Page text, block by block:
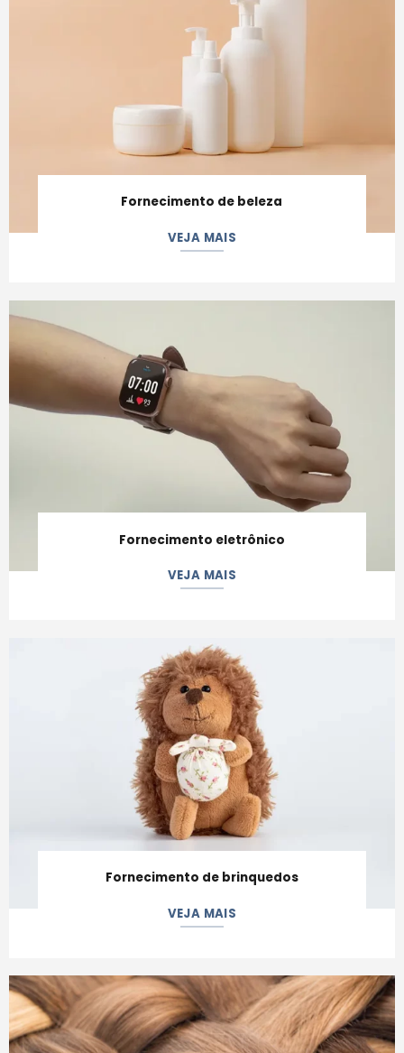
Fornecimento de beleza
VEJA MAIS
Fornecimento eletrônico
VEJA MAIS
Fornecimento de brinquedos
VEJA MAIS